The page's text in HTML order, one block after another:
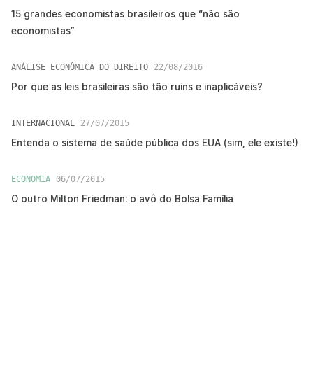
15 grandes economistas brasileiros que “não são
economistas”
ANÁLISE ECONÔMICA DO DIREITO 22/08/2016
Por que as leis brasileiras são tão ruins e inaplicáveis?
INTERNACIONAL 27/07/2015
Entenda o sistema de saúde pública dos EUA (sim, ele existe!)
ECONOMIA 06/07/2015
O outro Milton Friedman: o avô do Bolsa Família